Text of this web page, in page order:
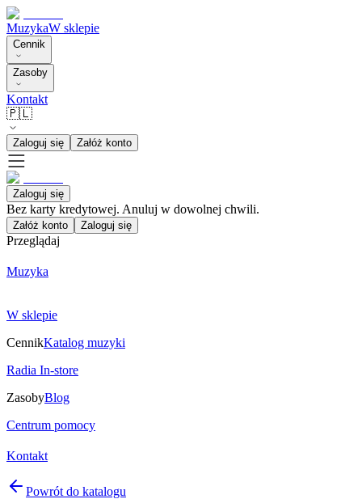
MuzykaW sklepie
Cennik
Zasoby
Kontakt
🇵🇱
Zaloguj się Załóż konto
Zaloguj się
Bez karty kredytowej. Anuluj w dowolnej chwili.
Załóż konto Zaloguj się
Przeglądaj
Muzyka
W sklepie
CennikKatalog muzyki
Radia In-store
ZasobyBlog
Centrum pomocy
Kontakt
Powrót do katalogu